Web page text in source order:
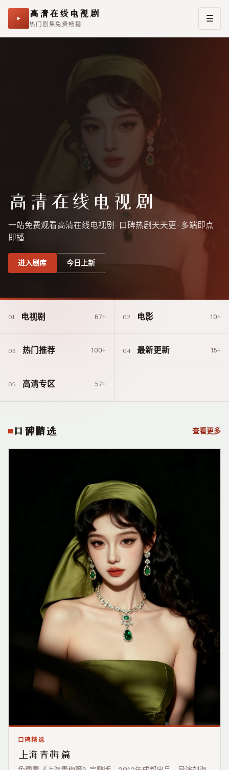
高清在线电视剧
热门剧集免费畅播 ☰
高清在线电视剧
一站免费观看高清在线电视剧 · 口碑热剧天天更 · 多端即点
即播
进入剧库 今日上新
免费观看高清在线电视剧 热门剧集免费畅播
01 电视剧 67+ 02 电影 10+
03 热门推荐 100+ 04 最新更新 15+
05 高清专区 57+
口碑精选 查看更多
口碑精选
上海青梅篇